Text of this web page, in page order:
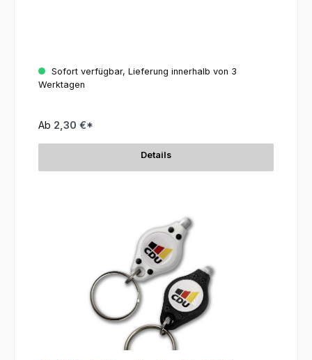
Sofort verfügbar, Lieferung innerhalb von 3
Werktagen
Ab 2,30 €*
Details